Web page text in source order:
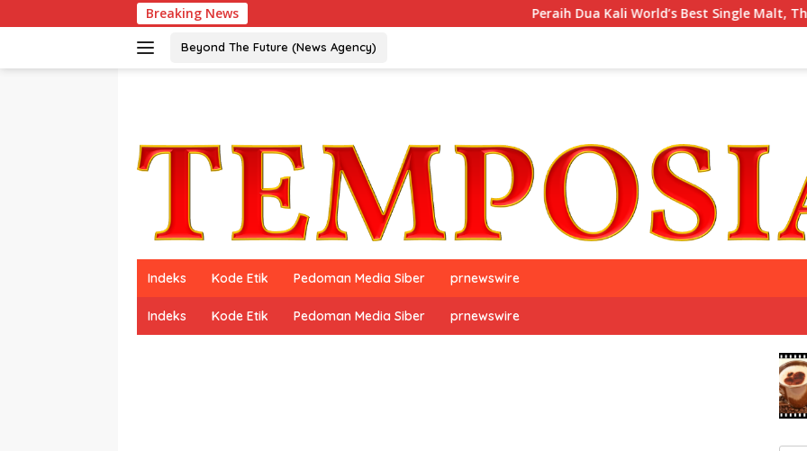
ke
Breaking News Peraih Dua Kali World’s Best Single Malt, The
Beyond The Future (News Agency)
Indeks Kode Etik Pedoman Media Siber prnewswire
Indeks Kode Etik Pedoman Media Siber prnewswire